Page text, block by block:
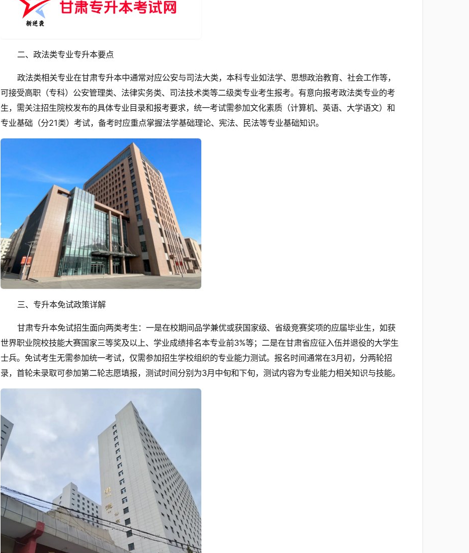
二、政法类专业专升本要点
政法类相关专业在甘肃专升本中通常对应公安与司法大类，本科专业如法学、思想政治教育、社会工作等，
可接受高职（专科）公安管理类、法律实务类、司法技术类等二级类专业考生报考。有意向报考政法类专业的考
生，需关注招生院校发布的具体专业目录和报考要求，统一考试需参加文化素质（计算机、英语、大学语文）和
专业基础（分21类）考试，备考时应重点掌握法学基础理论、宪法、民法等专业基础知识。
三、专升本免试政策详解
甘肃专升本免试招生面向两类考生：一是在校期间品学兼优或获国家级、省级竞赛奖项的应届毕业生，如获
世界职业院校技能大赛国家三等奖及以上、学业成绩排名本专业前3%等；二是在甘肃省应征入伍并退役的大学生
士兵。免试考生无需参加统一考试，仅需参加招生学校组织的专业能力测试。报名时间通常在3月初，分两轮招
录，首轮未录取可参加第二轮志愿填报，测试时间分别为3月中旬和下旬，测试内容为专业能力相关知识与技能。